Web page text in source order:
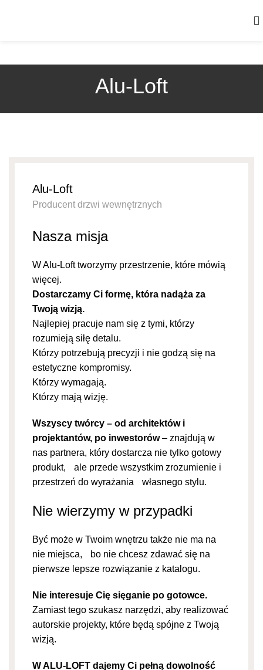
Alu-Loft
Alu-Loft
Producent drzwi wewnętrznych
Nasza misja
W Alu-Loft tworzymy przestrzenie, które mówią
więcej.
Dostarczamy Ci formę, która nadąża za
Twoją wizją.
Najlepiej pracuje nam się z tymi, którzy
rozumieją siłę detalu.
Którzy potrzebują precyzji i nie godzą się na
estetyczne kompromisy.
Którzy wymagają.
Którzy mają wizję.
Wszyscy twórcy – od architektów i
projektantów, po inwestorów– znajdują w
nas partnera, który dostarcza nie tylko gotowy
produkt, ale przede wszystkim zrozumienie i
przestrzeń do wyrażania własnego stylu.
Nie wierzymy w przypadki
Być może w Twoim wnętrzu także nie ma na
nie miejsca, bo nie chcesz zdawać się na
pierwsze lepsze rozwiązanie z katalogu.
Nie interesuje Cię sięganie po gotowce.
Zamiast tego szukasz narzędzi, aby realizować
autorskie projekty, które będą spójne z Twoją
wizją.
W ALU-LOFT dajemy Ci pełną dowolność